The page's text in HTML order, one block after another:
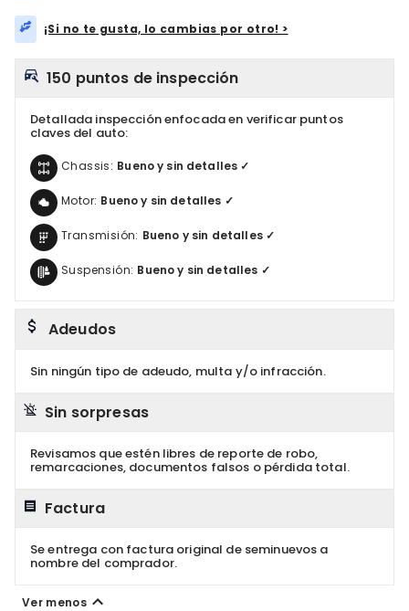
¡Si no te gusta, lo cambias por otro! >
150 puntos de inspección
Detallada inspección enfocada en verificar puntos
claves del auto:
Chassis: Bueno y sin detalles ✓
Motor: Bueno y sin detalles ✓
Transmisión: Bueno y sin detalles ✓
Suspensión: Bueno y sin detalles ✓
Adeudos
Sin ningún tipo de adeudo, multa y/o infracción.
Sin sorpresas
Revisamos que estén libres de reporte de robo,
remarcaciones, documentos falsos o pérdida total.
Factura
Se entrega con factura original de seminuevos a
nombre del comprador.
Ver menos